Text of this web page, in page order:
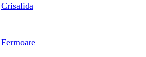
Crisalida
Fermoare